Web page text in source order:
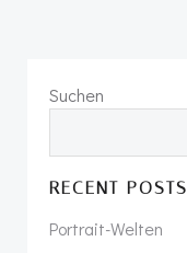
Suchen
RECENT POSTS
Portrait-Welten